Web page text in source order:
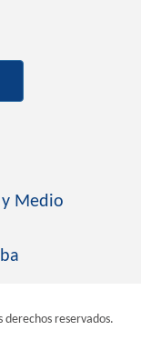
Medio
derechos reservados.